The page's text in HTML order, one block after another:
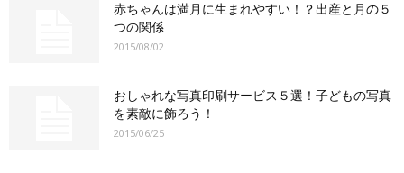
赤ちゃんは満月に生まれやすい！？出産と月の５
つの関係
2015/08/02
おしゃれな写真印刷サービス５選！子どもの写真
を素敵に飾ろう！
2015/06/25